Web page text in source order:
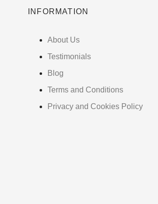
INFORMATION
About Us
Testimonials
Blog
Terms and Conditions
Privacy and Cookies Policy